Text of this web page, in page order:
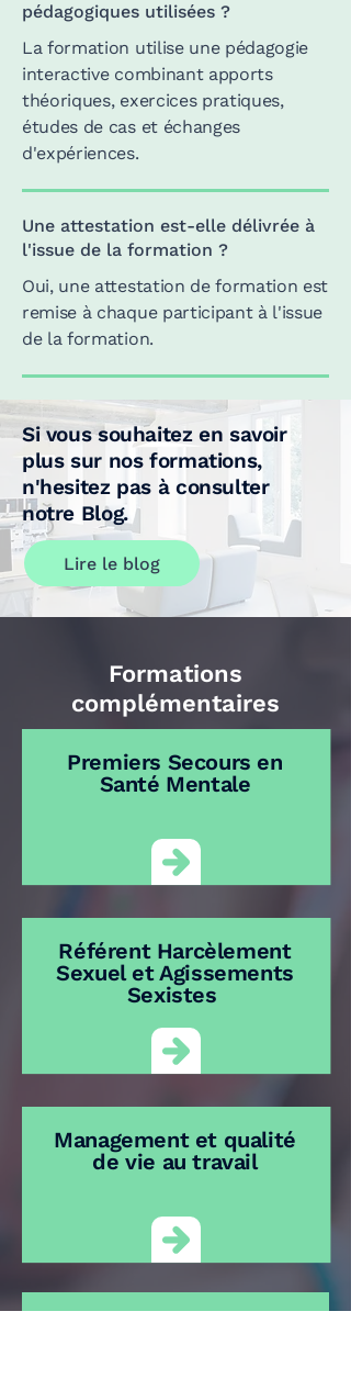
pédagogiques utilisées ?
La formation utilise une pédagogie
interactive combinant apports
théoriques, exercices pratiques,
études de cas et échanges
d'expériences.
Une attestation est-elle délivrée à
l'issue de la formation ?
Oui, une attestation de formation est
remise à chaque participant à l'issue
de la formation.
Si vous souhaitez en savoir
plus sur nos formations,
n'hesitez pas à consulter
notre Blog.
Lire le blog
Formations
complémentaires
Premiers Secours en
Santé Mentale
Référent Harcèlement
Sexuel et Agissements
Sexistes
Management et qualité
de vie au travail